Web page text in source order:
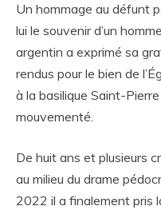
Un hommage au défunt
lui le souvenir d’un
argentin a exprimé sa
rendus pour le bien de
à la basilique Saint-
mouvementé.
De huit ans et plusieurs
au milieu du drame
2022 il a finalement pris